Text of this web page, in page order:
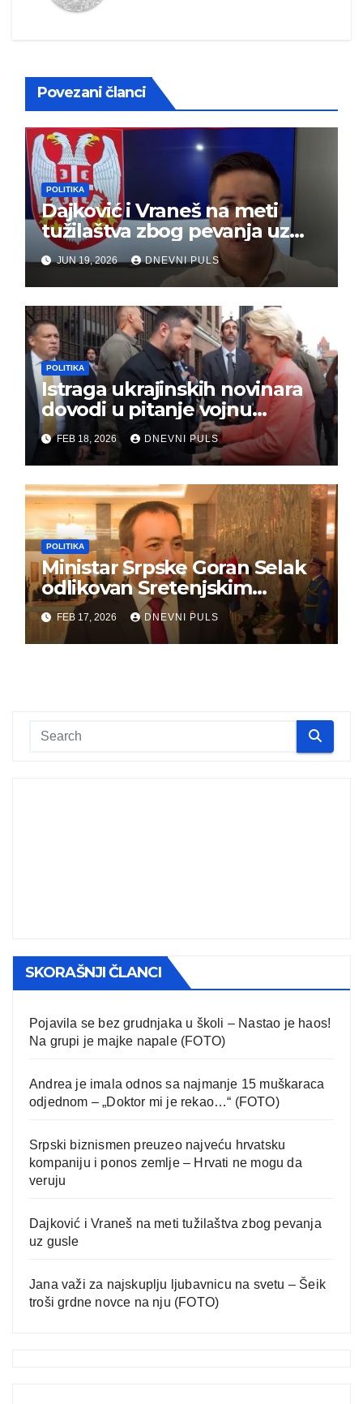
Povezani članci
POLITIKA
Dajković i Vraneš na meti
tužilaštva zbog pevanja uz
gusle
JUN 19, 2026 DNEVNI PULS
POLITIKA
Istraga ukrajinskih novinara
dovodi u pitanje vojnu
pomoć Kijevu – Vojna pomoć
skrenula sa puta!
FEB 18, 2026 DNEVNI PULS
POLITIKA
Ministar Srpske Goran Selak
odlikovan Sretenjskim
ordenom
FEB 17, 2026 DNEVNI PULS
SKORAŠNJI ČLANCI
Pojavila se bez grudnjaka u školi – Nastao je haos!
Na grupi je majke napale (FOTO)
Andrea je imala odnos sa najmanje 15 muškaraca
odjednom – „Doktor mi je rekao…“ (FOTO)
Srpski biznismen preuzeo najveću hrvatsku
kompaniju i ponos zemlje – Hrvati ne mogu da
veruju
Dajković i Vraneš na meti tužilaštva zbog pevanja
uz gusle
Jana važi za najskuplju ljubavnicu na svetu – Šeik
troši grdne novce na nju (FOTO)